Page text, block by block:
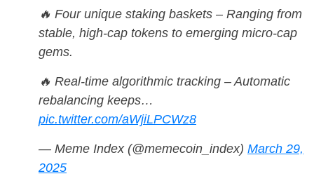
🔥 Four unique staking baskets – Ranging from
stable, high-cap tokens to emerging micro-cap
gems.
🔥 Real-time algorithmic tracking – Automatic
rebalancing keeps…
pic.twitter.com/aWjiLPCWz8
— Meme Index (@memecoin_index) March 29,
2025